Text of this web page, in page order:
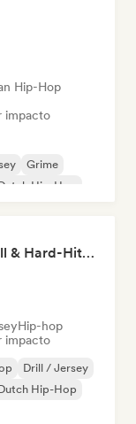
Hip-Hop
impacto
Grime
Hip-Hop
It's a Trap! 💥 Drill, UK Drill & Hard-Hitting Trap
Hip-hop
impacto
Drill / Jersey
Hip-Hop